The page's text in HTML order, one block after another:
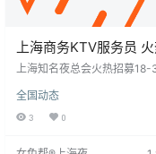
上海商务KTV服务员 火热招
聘
上海知名夜总会火热招募18-
作结束即结算，无拖欠。面试
即安排住宿，设施齐全，并报
全国动态
3 0